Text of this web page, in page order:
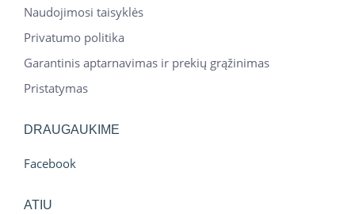
Naudojimosi taisyklės
Privatumo politika
Garantinis aptarnavimas ir prekių grąžinimas
Pristatymas
DRAUGAUKIME
Facebook
ATIU